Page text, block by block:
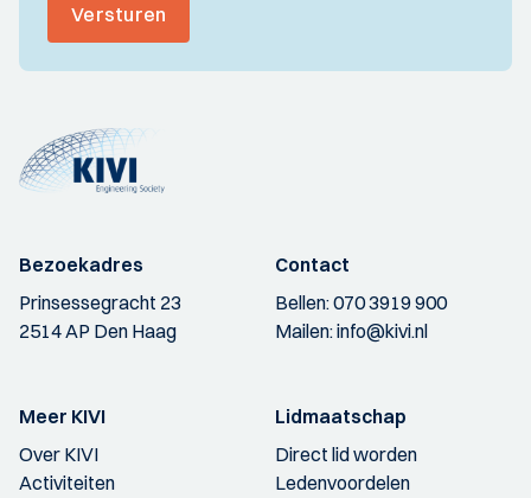
Versturen
Bezoekadres
Prinsessegracht 23
2514 AP Den Haag
Contact
Bellen:070 3919 900
Mailen:info@kivi.nl
Meer KIVI
Over KIVI
Activiteiten
Lidmaatschap
Direct lid worden
Ledenvoordelen